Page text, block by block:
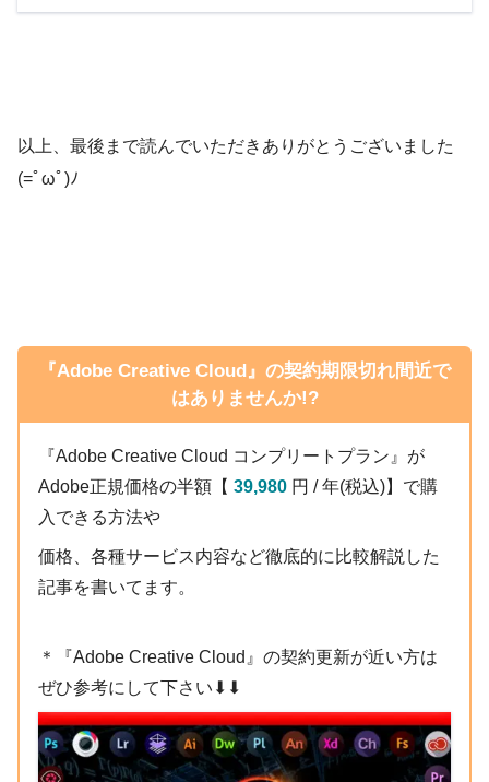
『After Effects』を開いてから上部メニュー
のエフェクト ▶︎ Video Copilot ▶︎ VCReflec
位置調整カーソル表示
位置調整後
Reflection Falloff ▶︎ 0.80
Blur Amount ▶︎ 10.0（Falloff）
Blur Falloff ▶︎ 0.80（Falloff）
ると位置関係はテキストも反射も同一で表示
されます。
Blend Style ▶︎ Composite
以上、最後まで読んでいただきありがとうございました
(=ﾟωﾟ)ﾉ
『Adobe Creative Cloud』の契約期限切れ間近で
はありませんか!?
『Adobe Creative Cloud コンプリートプラン』が
Adobe正規価格の半額【 39,980 円 / 年(税込)】で購
入できる方法や
価格、各種サービス内容など徹底的に比較解説した
記事を書いてます。
＊『Adobe Creative Cloud』の契約更新が近い方は
ぜひ参考にして下さい⬇︎⬇︎